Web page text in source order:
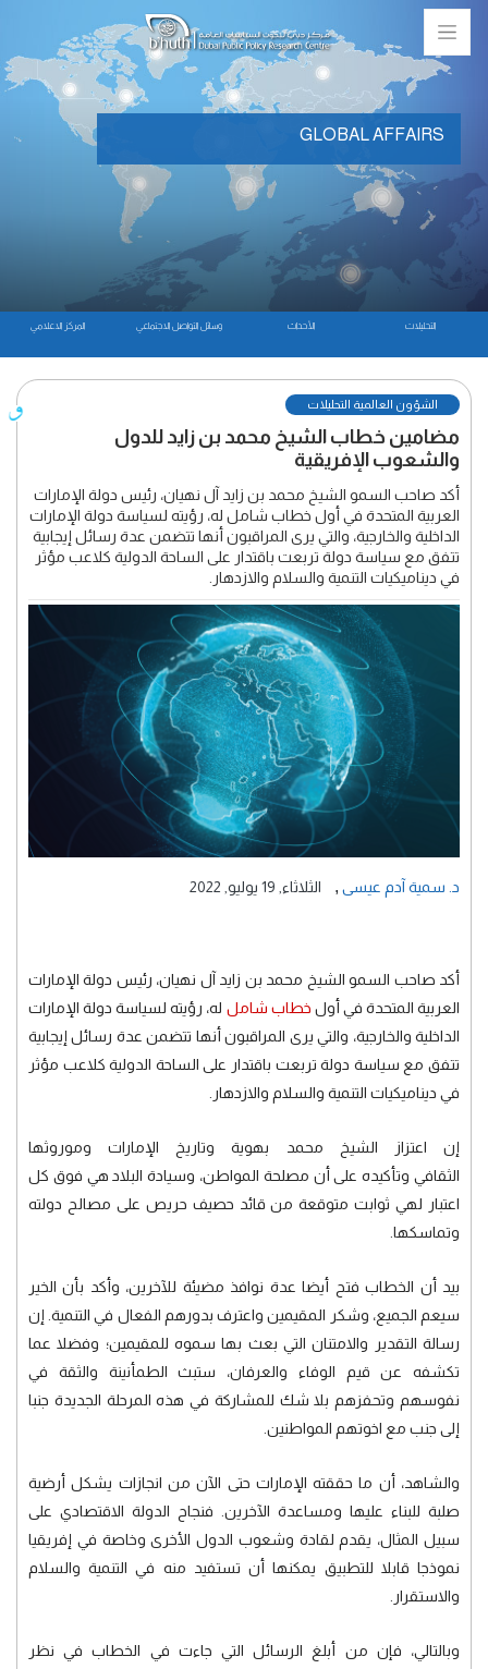
المركز الاعلامي وسائل التواصل الاجتماعي الأحداث التحليلات
GLOBAL AFFAIRS
الشؤون العالمية التحليلات
مضامين خطاب الشيخ محمد بن زايد للدول
والشعوب الإفريقية
أكد صاحب السمو الشيخ محمد بن زايد آل نهيان، رئيس دولة الإمارات
العربية المتحدة في أول خطاب شامل له، رؤيته لسياسة دولة الإمارات
الداخلية والخارجية، والتي يرى المراقبون أنها تتضمن عدة رسائل إيجابية
تتفق مع سياسة دولة تربعت باقتدار على الساحة الدولية كلاعب مؤثر
في ديناميكيات التنمية والسلام والازدهار.
د. سمية آدم عيسى , الثلاثاء, 19 يوليو, 2022
أكد صاحب السمو الشيخ محمد بن زايد آل نهيان، رئيس دولة الإمارات
العربية المتحدة في أول خطاب شامل له، رؤيته لسياسة دولة الإمارات
الداخلية والخارجية، والتي يرى المراقبون أنها تتضمن عدة رسائل إيجابية
تتفق مع سياسة دولة تربعت باقتدار على الساحة الدولية كلاعب مؤثر
في ديناميكيات التنمية والسلام والازدهار.
إن اعتزاز الشيخ محمد بهوية وتاريخ الإمارات وموروثها
الثقافي وتأكيده على أن مصلحة المواطن، وسيادة البلاد هي فوق كل
اعتبار لهي ثوابت متوقعة من قائد حصيف حريص على مصالح دولته
وتماسكها.
بيد أن الخطاب فتح أيضا عدة نوافذ مضيئة للآخرين، وأكد بأن الخير
سيعم الجميع، وشكر المقيمين واعترف بدورهم الفعال في التنمية. إن
رسالة التقدير والامتنان التي بعث بها سموه للمقيمين؛ وفضلا عما
تكشفه عن قيم الوفاء والعرفان، ستبث الطمأنينة والثقة في
نفوسهم وتحفزهم بلا شك للمشاركة في هذه المرحلة الجديدة جنبا
إلى جنب مع اخوتهم المواطنين.
والشاهد، أن ما حققته الإمارات حتى الآن من انجازات يشكل أرضية
صلبة للبناء عليها ومساعدة الآخرين. فنجاح الدولة الاقتصادي على
سبيل المثال، يقدم لقادة وشعوب الدول الأخرى وخاصة في إفريقيا
نموذجا قابلا للتطبيق يمكنها أن تستفيد منه في التنمية والسلام
والاستقرار.
وبالتالي، فإن من أبلغ الرسائل التي جاءت في الخطاب في نظر